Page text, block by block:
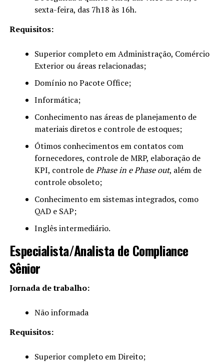
sexta-feira, das 7h18 às 16h.
Requisitos:
Superior completo em Administração, Comércio
Exterior ou áreas relacionadas;
Domínio no Pacote Office;
Informática;
Conhecimento nas áreas de planejamento de
materiais diretos e controle de estoques;
Ótimos conhecimentos em contatos com
fornecedores, controle de MRP, elaboração de
KPI, controle dePhase in e Phase out, além de
controle obsoleto;
Conhecimento em sistemas integrados, como
QAD e SAP;
Inglês intermediário.
Especialista/Analista de Compliance
Sênior
Jornada de trabalho:
Não informada
Requisitos:
Superior completo em Direito;